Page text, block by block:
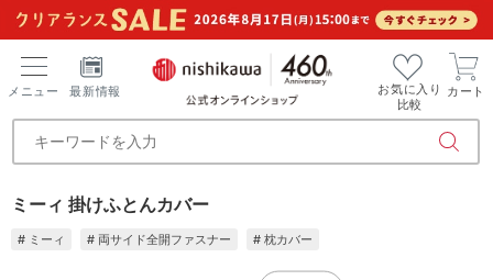
メニュー 最新情報
お気に入り
比較
カート
ミーィ 掛けふとんカバー
# ミーィ # 両サイド全開ファスナー # 枕カバー